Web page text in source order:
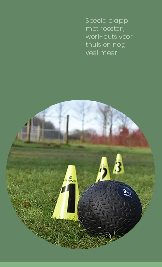
Speciale app
met rooster,
work-outs voor
thuis en nog
veel meer!